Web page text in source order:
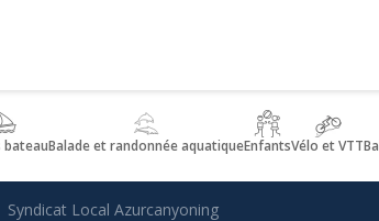
bateauBalade et randonnée aquatiqueEnfantsVélo et VTT
Syndicat Local Azurcanyoning